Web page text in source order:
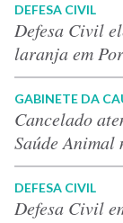
DEFESA CIVIL
Defesa Civil
laranja em
GABINETE DA
Cancelado
Saúde
DEFESA CIVIL
Defesa Civil